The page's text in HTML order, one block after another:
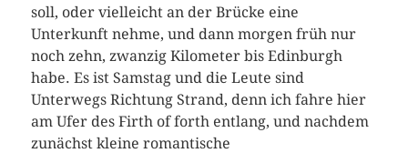
soll, oder vielleicht an der Brücke eine
Unterkunft nehme, und dann morgen früh nur
noch zehn, zwanzig Kilometer bis Edinburgh
habe. Es ist Samstag und die Leute sind
Unterwegs Richtung Strand, denn ich fahre hier
am Ufer des Firth of forth entlang, und nachdem
zunächst kleine romantische